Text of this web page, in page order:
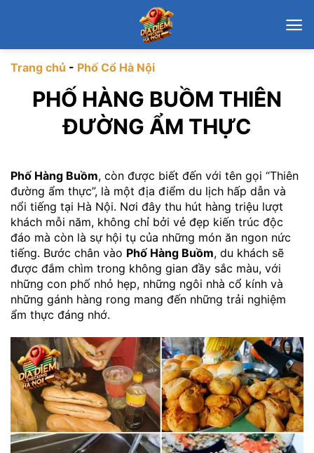
dungTrang chủ - Phố Cổ Hà Nội
PHỐ HÀNG BUỒM THIÊN
ĐƯỜNG ẨM THỰC
Phố Hàng Buồm, còn được biết đến với tên gọi “Thiên
đường ẩm thực”, là một địa điểm du lịch hấp dẫn và
nổi tiếng tại Hà Nội. Nơi đây thu hút hàng triệu lượt
khách mỗi năm, không chỉ bởi vẻ đẹp kiến trúc độc
đáo mà còn là sự hội tụ của những món ăn ngon nức
tiếng. Bước chân vào Phố Hàng Buồm, du khách sẽ
được đắm chìm trong không gian đầy sắc màu, với
những con phố nhỏ hẹp, những ngôi nhà cổ kính và
những gánh hàng rong mang đến những trải nghiệm
ẩm thực đáng nhớ.